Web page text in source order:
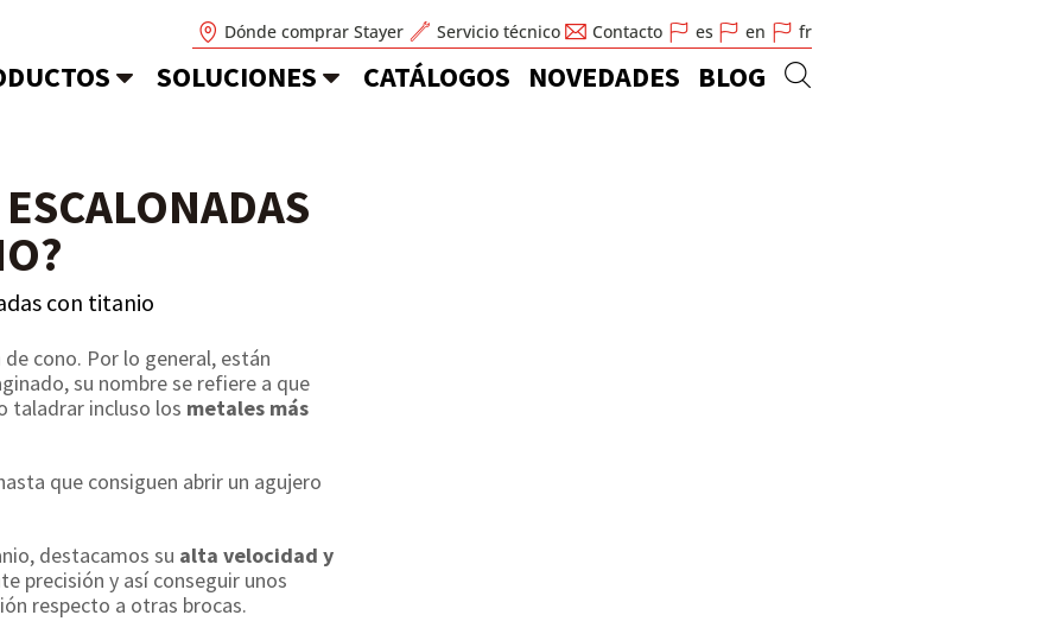
Dónde comprar Stayer Servicio técnico Contacto es en fr
SOLUCIONES CATÁLOGOS NOVEDADES BLOG
con titanio
cono. Por lo general, están
su nombre se refiere a que
taladrar incluso los metales más
que consiguen abrir un agujero
destacamos su alta velocidad y
precisión y así conseguir unos
respecto a otras brocas.